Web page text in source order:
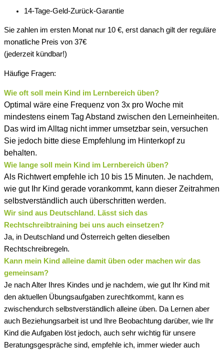
14-Tage-Geld-Zurück-Garantie
Sie zahlen im ersten Monat nur 10 €, erst danach gilt der reguläre
monatliche Preis von 37€
(jederzeit kündbar!)
Häufige Fragen:
Wie oft soll mein Kind im Lernbereich üben?
Optimal wäre eine Frequenz von 3x pro Woche mit
mindestens einem Tag Abstand zwischen den Lerneinheiten.
Das wird im Alltag nicht immer umsetzbar sein, versuchen
Sie jedoch bitte diese Empfehlung im Hinterkopf zu
behalten.
Wie lange soll mein Kind im Lernbereich üben?
Als Richtwert empfehle ich 10 bis 15 Minuten. Je nachdem,
wie gut Ihr Kind gerade vorankommt, kann dieser Zeitrahmen
selbstverständlich auch überschritten werden.
Wir sind aus Deutschland. Lässt sich das
Rechtschreibtraining bei uns auch einsetzen?
Ja, in Deutschland und Österreich gelten dieselben
Rechtschreibregeln.
Kann mein Kind alleine damit üben oder machen wir das
gemeinsam?
Je nach Alter Ihres Kindes und je nachdem, wie gut Ihr Kind mit
den aktuellen Übungsaufgaben zurechtkommt, kann es
zwischendurch selbstverständlich alleine üben. Da Lernen aber
auch Beziehungsarbeit ist und Ihre Beobachtung darüber, wie Ihr
Kind die Aufgaben löst jedoch, auch sehr wichtig für unsere
Beratungsgespräche sind, empfehle ich, immer wieder auch